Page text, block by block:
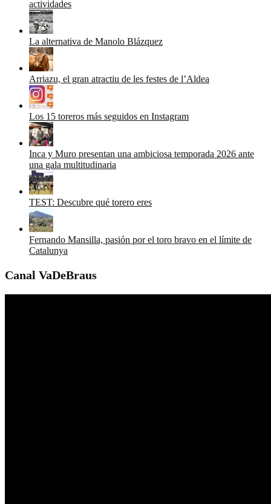
actividades
La alternativa de Manolo Blázquez
Arriazu, el gran atractiu de les festes de l’Aldea
Los 15 toreros más seguidos en Instagram
Inca y Muro presentan una ambiciosa temporada 2026 ante
una gala multitudinaria
TEST: Descubre qué torero eres
Fernando Mansilla, pasión por el toro bravo en el límite de
Catalunya
Canal VaDeBraus